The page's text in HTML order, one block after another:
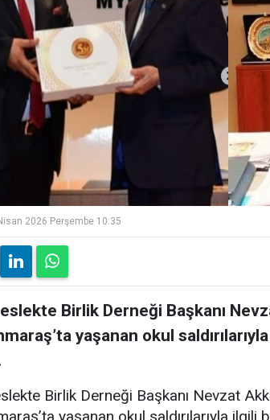
2026 Perşembe 10:35
Birlik Derneği Başkanı
yaşanan okul
Birlik Derneği Başkanı Nevzat
yaşanan okul saldırılarıyla ilgili